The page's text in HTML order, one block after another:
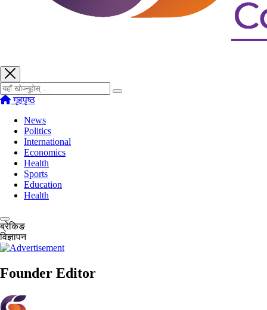
खोज्नुहोस्
गृहपृष्ठ
News
Politics
International
Economics
Health
Sports
Education
Health
ब्रेकिङ
विज्ञापन
Founder Editor